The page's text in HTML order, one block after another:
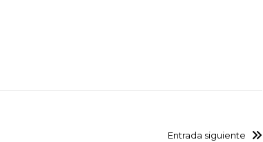
Entrada siguiente